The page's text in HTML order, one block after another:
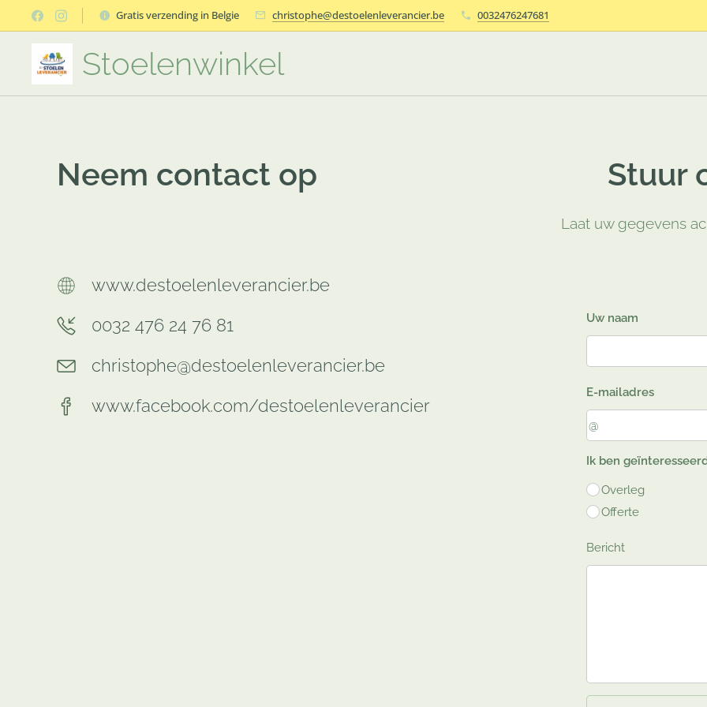
Gratis verzending in Belgie christophe@destoelenleverancier.be 0032476247681
Stoelenwinkel
Neem contact op
www.destoelenleverancier.be
0032 476 24 76 81
christophe@destoelenleverancier.be
www.facebook.com/destoelenleverancier
Stuur
Laat uw gegevens
Uw naam
E-mailadres
Ik ben
Overleg
Offerte
Bericht